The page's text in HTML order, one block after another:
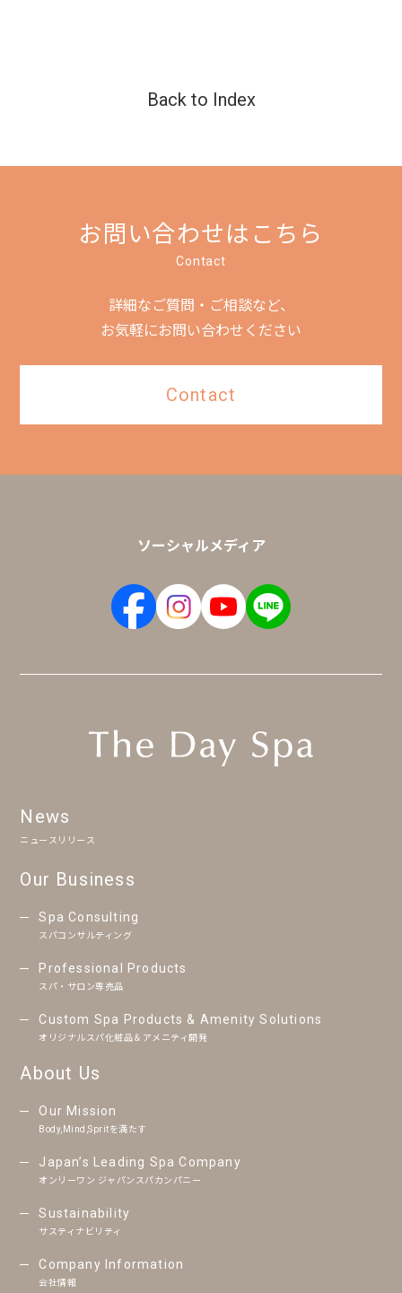
Back to Index
お問い合わせはこちら
Contact
詳細なご質問・ご相談など、
お気軽にお問い合わせください
Contact
ソーシャルメディア
News
ニュースリリース
Our Business
Spa Consulting
スパコンサルティング
Professional Products
スパ・サロン専売品
Custom Spa Products & Amenity Solutions
オリジナルスパ化粧品＆アメニティ開発
About Us
Our Mission
Body,Mind,Spritを満たす
Japan’s Leading Spa Company
オンリーワン ジャパンスパカンパニー
Sustainability
サスティナビリティ
Company Information
会社情報